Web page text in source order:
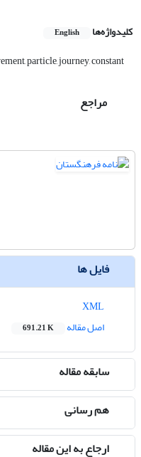
کلیدواژه‌ها English
particle, journey, constant
مراجع
فایل ها
اصل مقاله
691.21 K
سابقه مقاله
هم رسانی
ارجاع به این مقاله